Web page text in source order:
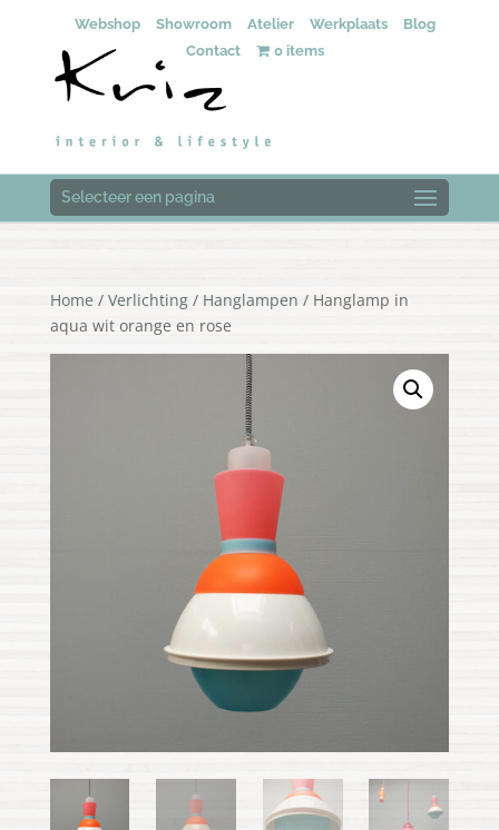
Webshop Showroom Atelier Werkplaats
Blog
Contact
0 items
Selecteer een pagina
Home / Verlichting/ Hanglampen / Hanglamp in
aqua wit orange en rose